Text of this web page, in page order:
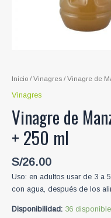
Inicio / Vinagres / Vinagre de
Vinagres
Vinagre de
+ 250 ml
S/26.00
Uso: en adultos usar de 3 a
con agua, después de los
Disponibilidad: 36